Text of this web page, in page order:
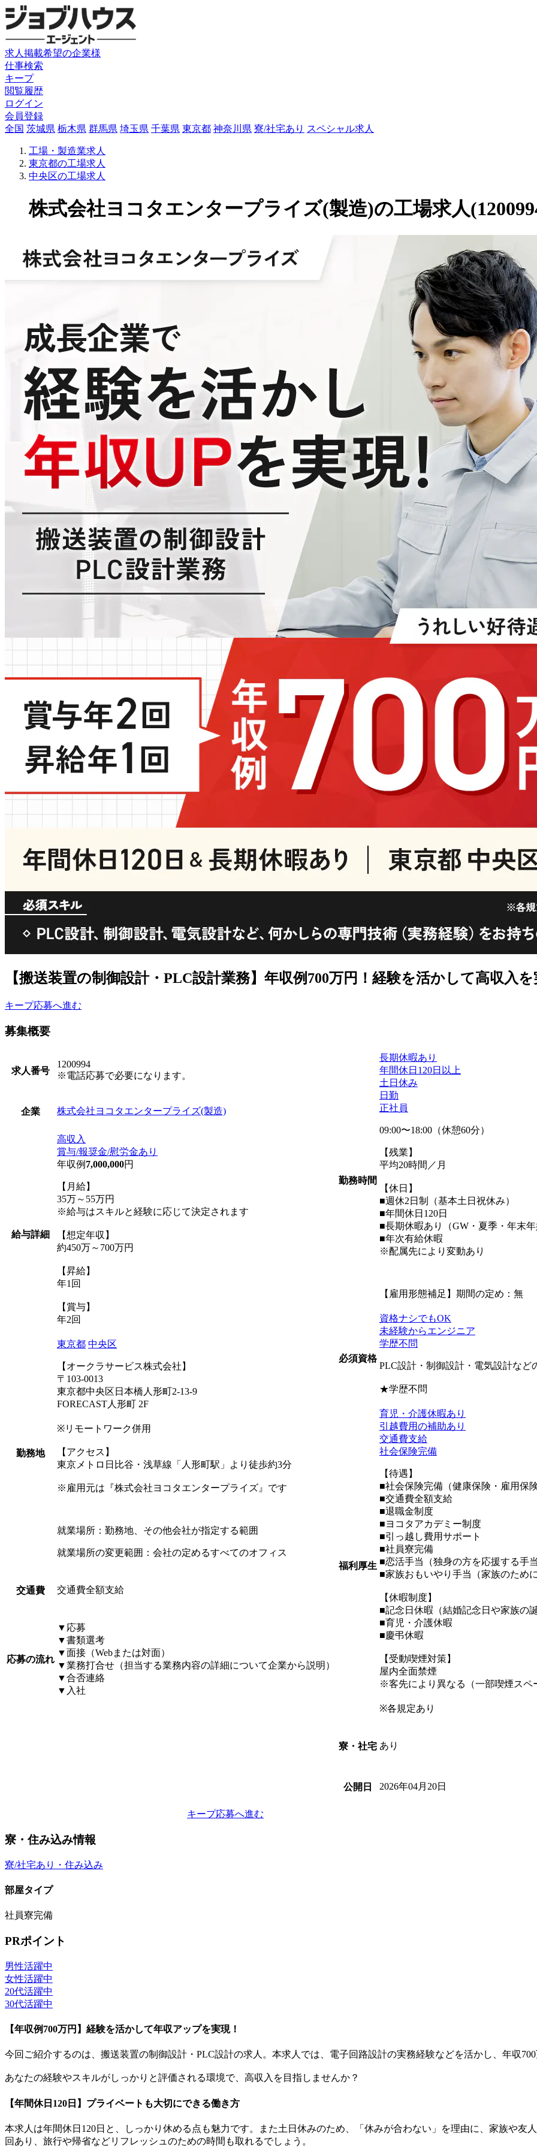
求人掲載希望の企業様
仕事検索
キープ
閲覧履歴
ログイン
会員登録
全国 茨城県 栃木県 群馬県 埼玉県 千葉県 東京都 神奈川県 寮/社宅あり スペシャル求人
工場・製造業求人
東京都の工場求人
中央区の工場求人
株式会社ヨコタエンタープライズ(製造)の工場求人
【搬送装置の制御設計・PLC設計業務】年収例700万円！経験を活かして高収入
キープ応募へ進む
募集概要
求人番号
1200994
※電話応募で必要になります。
企業 株式会社ヨコタエンタープライズ(製造)
給与詳細
高収入
賞与/報奨金/慰労金あり
年収例 7,000,000円
【月給】
35万～55万円
※給与はスキルと経験に応じて決定されます
【想定年収】
約450万～700万円
【昇給】
年1回
【賞与】
年2回
勤務地
東京都 中央区
【オークラサービス株式会社】
〒103-0013
東京都中央区日本橋人形町2-13-9
FORECAST人形町 2F
※リモートワーク併用
【アクセス】
東京メトロ日比谷・浅草線「人形町駅」より徒歩約3分
※雇用元は『株式会社ヨコタエンタープライズ』です
就業場所：勤務地、その他会社が指定する範囲
就業場所の変更範囲：会社の定めるすべてのオフィス
交通費 交通費全額支給
応募の流れ
▼応募
▼書類選考
▼面接（Webまたは対面）
▼業務打合せ（担当する業務内容の詳細について企業から説明）
▼合否連絡
▼入社
勤務時間
長期休暇あり
年間休日120日以上
土日休み
日勤
正社員
09:00〜18:00（休憩60分）
【残業】
平均20時間／月
【休日】
■週休2日制（基本土日祝休み）
■年間休日120日
■長期休暇あり（GW・夏季・年末
■年次有給休暇
※配属先により変動あり
【雇用形態補足】期間の定め：無
必須資格
資格ナシでもOK
未経験からエンジニア
学歴不問
PLC設計・制御設計・電気設計など
★学歴不問
福利厚生
育児・介護休暇あり
引越費用の補助あり
交通費支給
社会保険完備
【待遇】
■社会保険完備（健康保険・雇用保
■交通費全額支給
■退職金制度
■ヨコタアカデミー制度
■引っ越し費用サポート
■社員寮完備
■恋活手当（独身の方を応援する手
■家族おもいやり手当（家族のため
【休暇制度】
■記念日休暇（結婚記念日や家族の
■育児・介護休暇
■慶弔休暇
【受動喫煙対策】
屋内全面禁煙
※客先により異なる（一部喫煙スペ
※各規定あり
寮・社宅 あり
公開日 2026年04月20日
キープ応募へ進む
寮・住み込み情報
寮/社宅あり・住み込み
部屋タイプ
社員寮完備
PRポイント
男性活躍中
女性活躍中
20代活躍中
30代活躍中
【年収例700万円】経験を活かして年収アップを実現！
今回ご紹介するのは、搬送装置の制御設計・PLC設計の求人。本求人では、電子回路設計の実務経験などを活かし、年収
あなたの経験やスキルがしっかりと評価される環境で、高収入を目指しませんか？
【年間休日120日】プライベートも大切にできる働き方
本求人は年間休日120日と、しっかり休める点も魅力です。また土日休みのため、「休みが合わない」を理由に、家族や
回あり、旅行や帰省などリフレッシュのための時間も取れるでしょう。